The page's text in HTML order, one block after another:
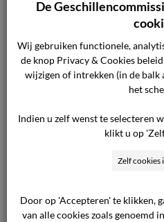
Koudetechniek en
NVM – Nederlandse
o.g. en
NVP – Nederlandse
Psychotherapie
NVvP – Nederlandse
Ziekenhuizen
De
Wij gebruiken functionele,
de knop Privacy & Cookies
wijzigen of intrekken (in de balk
het
Indien u zelf wenst te selecteren
klikt u op
Zelf cookies
Door op 'Accepteren' te klikken,
van alle cookies zoals genoemd